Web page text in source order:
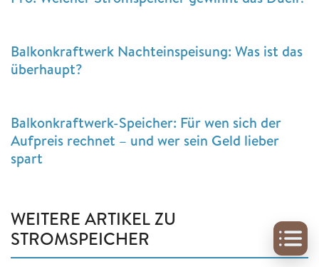
Balkonkraftwerk Nachteinspeisung: Was ist das
überhaupt?
Balkonkraftwerk-Speicher: Für wen sich der
Aufpreis rechnet – und wer sein Geld lieber
spart
WEITERE ARTIKEL ZU
STROMSPEICHER